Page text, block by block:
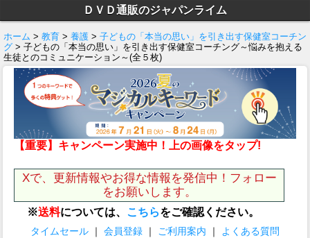
ＤＶＤ通販のジャパンライム
ホーム > 教育 > 養護 > 子どもの「本当の思い」を引き出す保健室コーチン
グ > 子どもの「本当の思い」を引き出す保健室コーチング～悩みを抱える
生徒とのコミュニケーション～(全５枚)
【重要】キャンペーン実施中！上の画像をタップ!
Xで、更新情報やお得な情報を発信中！フォロー
をお願いします。
※送料については、 こちらをご確認ください。
タイムセール ｜ 会員登録 ｜ ご利用案内 ｜ よくある質問